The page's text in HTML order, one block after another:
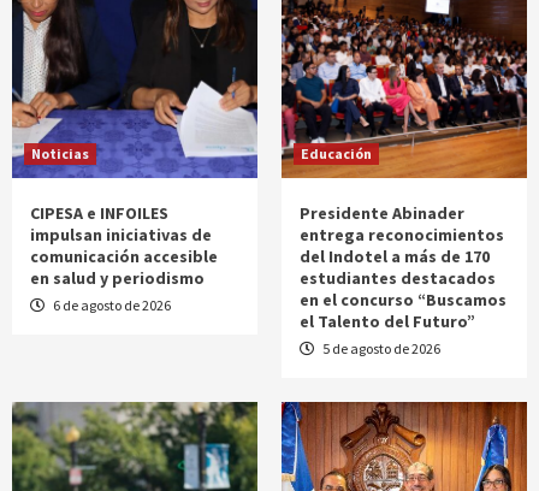
Noticias
CIPESA e INFOILES
impulsan iniciativas de
comunicación accesible
en salud y periodismo
6 de agosto de 2026
Educación
Presidente Abinader
entrega reconocimientos
del Indotel a más de 170
estudiantes destacados
en el concurso “Buscamos
el Talento del Futuro”
5 de agosto de 2026